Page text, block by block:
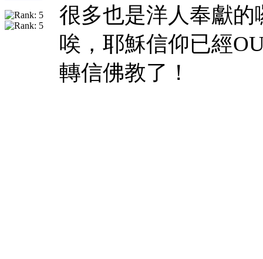
很多也是洋人奉獻的
唉，耶穌信仰已經
轉信佛教了！